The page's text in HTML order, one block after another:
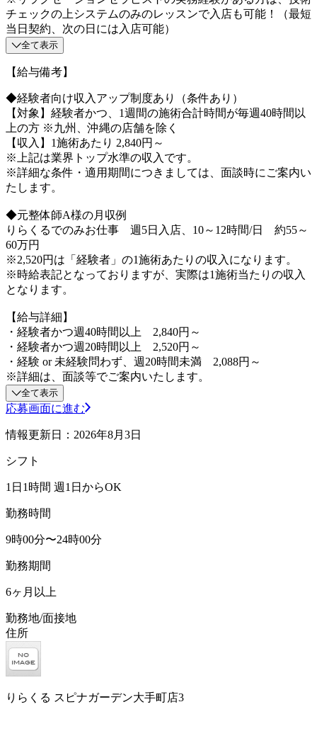
チェックの上システムのみのレッスンで入店も可能！（最短
当日契約、次の日には入店可能）
全て表示
【給与備考】
◆経験者向け収入アップ制度あり（条件あり）
【対象】経験者かつ、1週間の施術合計時間が毎週40時間以
上の方 ※九州、沖縄の店舗を除く
【収入】1施術あたり 2,840円～
※上記は業界トップ水準の収入です。
※詳細な条件・適用期間につきましては、面談時にご案内い
たします。
◆元整体師A様の月収例
りらくるでのみお仕事 週5日入店、10～12時間/日 約55～
60万円
※2,520円は「経験者」の1施術あたりの収入になります。
※時給表記となっておりますが、実際は1施術当たりの収入
となります。
【給与詳細】
・経験者かつ週40時間以上 2,840円～
・経験者かつ週20時間以上 2,520円～
・経験 or 未経験問わず、週20時間未満 2,088円～
※詳細は、面談等でご案内いたします。
全て表示
応募画面に進む
情報更新日：2026年8月3日
シフト
1日1時間 週1日からOK
勤務時間
9時00分〜24時00分
勤務期間
6ヶ月以上
勤務地/面接地
住所
りらくる スピナガーデン大手町店3